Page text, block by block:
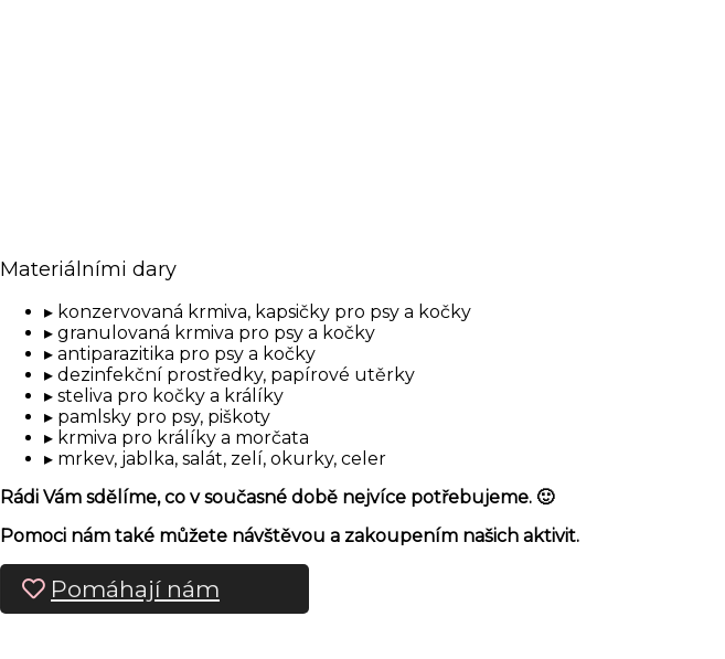
Materiálními dary
konzervovaná krmiva, kapsičky pro psy a kočky
granulovaná krmiva pro psy a kočky
antiparazitika pro psy a kočky
dezinfekční prostředky, papírové utěrky
steliva pro kočky a králíky
pamlsky pro psy, piškoty
krmiva pro králíky a morčata
mrkev, jablka, salát, zelí, okurky, celer
Rádi Vám sdělíme, co v současné době nejvíce potřebujeme. 🙂
Pomoci nám také můžete návštěvou a zakoupením našich aktivit.
Pomáhají nám